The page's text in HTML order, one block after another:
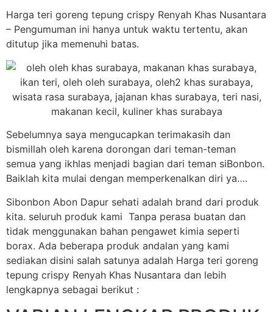
Harga teri goreng tepung crispy Renyah Khas Nusantara
– Pengumuman ini hanya untuk waktu tertentu, akan
ditutup jika memenuhi batas.
Sebelumnya saya mengucapkan terimakasih dan
bismillah oleh karena dorongan dari teman-teman
semua yang ikhlas menjadi bagian dari teman siBonbon.
Baiklah kita mulai dengan memperkenalkan diri ya….
Sibonbon Abon Dapur sehati adalah brand dari produk
kita. seluruh produk kami Tanpa perasa buatan dan
tidak menggunakan bahan pengawet kimia seperti
borax. Ada beberapa produk andalan yang kami
sediakan disini salah satunya adalah Harga teri goreng
tepung crispy Renyah Khas Nusantara dan lebih
lengkapnya sebagai berikut :